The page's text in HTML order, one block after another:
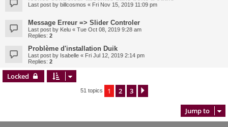
Last post by billcosmos « Fri Nov 15, 2019 11:09 pm
Message Erreur => Slider Controler
Last post by Kelu « Tue Oct 08, 2019 9:28 am
Replies: 2
Problème d'installation Duik
Last post by Isabelle « Fri Jul 12, 2019 2:14 pm
Replies: 2
Locked
51 topics 1 2 3
Jump to